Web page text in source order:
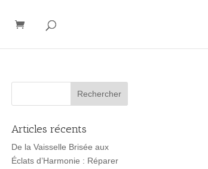
Articles récents
De la Vaisselle Brisée aux
Éclats d’Harmonie : Réparer